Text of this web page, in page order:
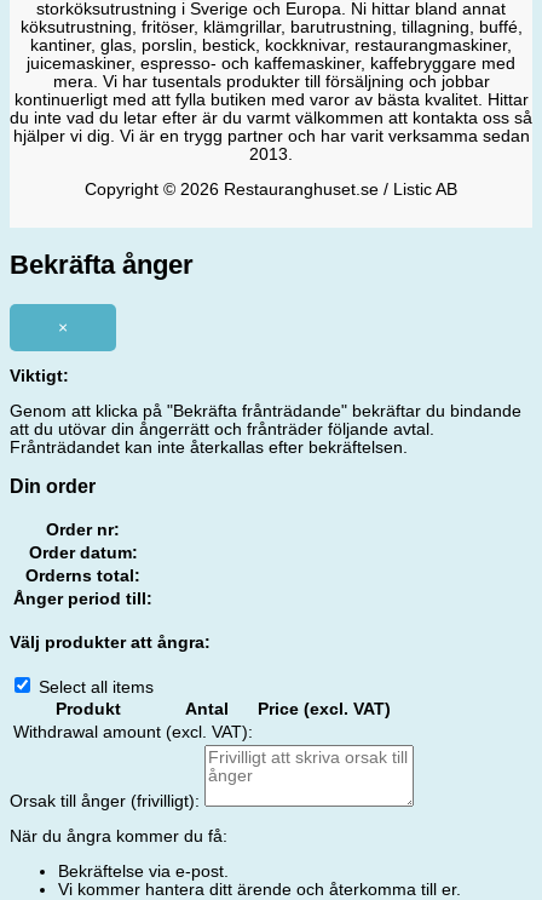
storköksutrustning i Sverige och Europa. Ni hittar bland annat
köksutrustning, fritöser, klämgrillar, barutrustning, tillagning, buffé,
kantiner, glas, porslin, bestick, kockknivar, restaurangmaskiner,
juicemaskiner, espresso- och kaffemaskiner, kaffebryggare med
mera. Vi har tusentals produkter till försäljning och jobbar
kontinuerligt med att fylla butiken med varor av bästa kvalitet. Hittar
du inte vad du letar efter är du varmt välkommen att kontakta oss så
hjälper vi dig. Vi är en trygg partner och har varit verksamma sedan
2013.
Copyright © 2026 Restauranghuset.se / Listic AB
Bekräfta ånger
×
Viktigt:
Genom att klicka på "Bekräfta frånträdande" bekräftar du bindande
att du utövar din ångerrätt och frånträder följande avtal.
Frånträdandet kan inte återkallas efter bekräftelsen.
Din order
Order nr:
Order datum:
Orderns total:
Ånger period till:
Välj produkter att ångra:
Select all items
Produkt
Antal
Price (excl. VAT)
Withdrawal amount (excl. VAT):
Orsak till ånger (frivilligt):
När du ångra kommer du få:
Bekräftelse via e-post.
Vi kommer hantera ditt ärende och återkomma till er.